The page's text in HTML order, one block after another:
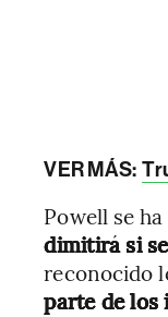
VER MÁS:
Powell se
dimitirá si
reconocido
parte de los